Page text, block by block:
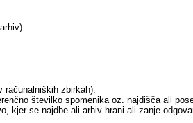
računalniških zbirkah):
številko spomenika oz. najdišča ali
kjer se najdbe ali arhiv hrani ali zanje